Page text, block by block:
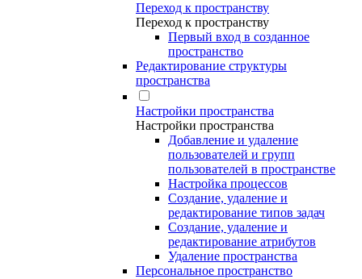
Переход к пространству
Переход к пространству
Первый вход в созданное
пространство
Редактирование структуры
пространства
Настройки пространства
Настройки пространства
Добавление и удаление
пользователей и групп
пользователей в пространстве
Настройка процессов
Создание, удаление и
редактирование типов задач
Создание, удаление и
редактирование атрибутов
Удаление пространства
Персональное пространство